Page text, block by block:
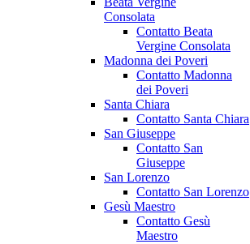
Consolata
Contatto Beata
Vergine Consolata
Madonna dei Poveri
Contatto Madonna
dei Poveri
Santa Chiara
Contatto Santa Chiara
San Giuseppe
Contatto San
Giuseppe
San Lorenzo
Contatto San Lorenzo
Gesù Maestro
Contatto Gesù
Maestro